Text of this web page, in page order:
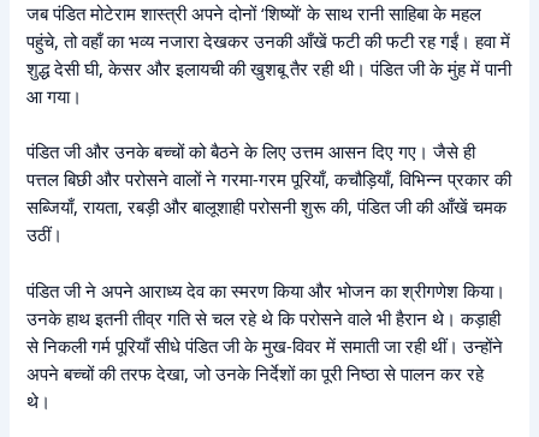
जब पंडित मोटेराम शास्त्री अपने दोनों ‘शिष्यों’ के साथ रानी साहिबा के महल
पहुंचे, तो वहाँ का भव्य नजारा देखकर उनकी आँखें फटी की फटी रह गईं। हवा में
शुद्ध देसी घी, केसर और इलायची की खुशबू तैर रही थी। पंडित जी के मुंह में पानी
आ गया।
पंडित जी और उनके बच्चों को बैठने के लिए उत्तम आसन दिए गए। जैसे ही
पत्तल बिछी और परोसने वालों ने गरमा-गरम पूरियाँ, कचौड़ियाँ, विभिन्न प्रकार की
सब्जियाँ, रायता, रबड़ी और बालूशाही परोसनी शुरू की, पंडित जी की आँखें चमक
उठीं।
पंडित जी ने अपने आराध्य देव का स्मरण किया और भोजन का श्रीगणेश किया।
उनके हाथ इतनी तीव्र गति से चल रहे थे कि परोसने वाले भी हैरान थे। कड़ाही
से निकली गर्म पूरियाँ सीधे पंडित जी के मुख-विवर में समाती जा रही थीं। उन्होंने
अपने बच्चों की तरफ देखा, जो उनके निर्देशों का पूरी निष्ठा से पालन कर रहे
थे।